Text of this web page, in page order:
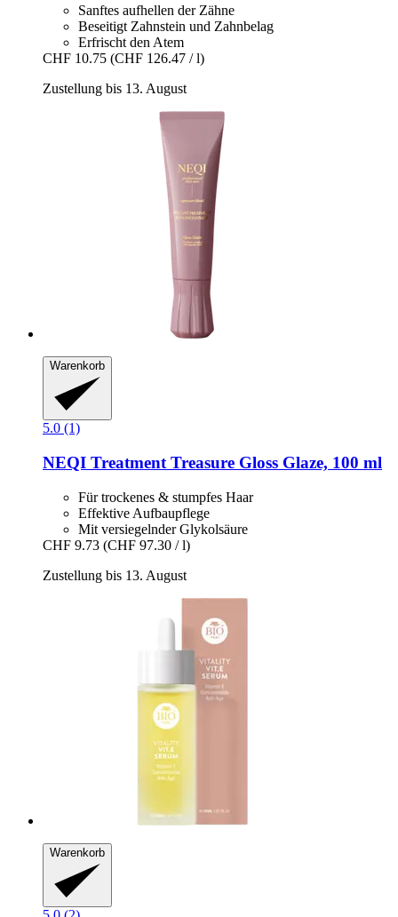
Sanftes aufhellen der Zähne
Beseitigt Zahnstein und Zahnbelag
Erfrischt den Atem
CHF 10.75 (CHF 126.47 / l)
Zustellung bis 13. August
Warenkorb
5.0 (1)
NEQI Treatment Treasure Gloss Glaze, 100 ml
Für trockenes & stumpfes Haar
Effektive Aufbaupflege
Mit versiegelnder Glykolsäure
CHF 9.73 (CHF 97.30 / l)
Zustellung bis 13. August
Warenkorb